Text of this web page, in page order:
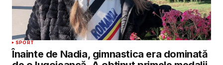
SPORT
Înainte de Nadia, gimnastica era dominată